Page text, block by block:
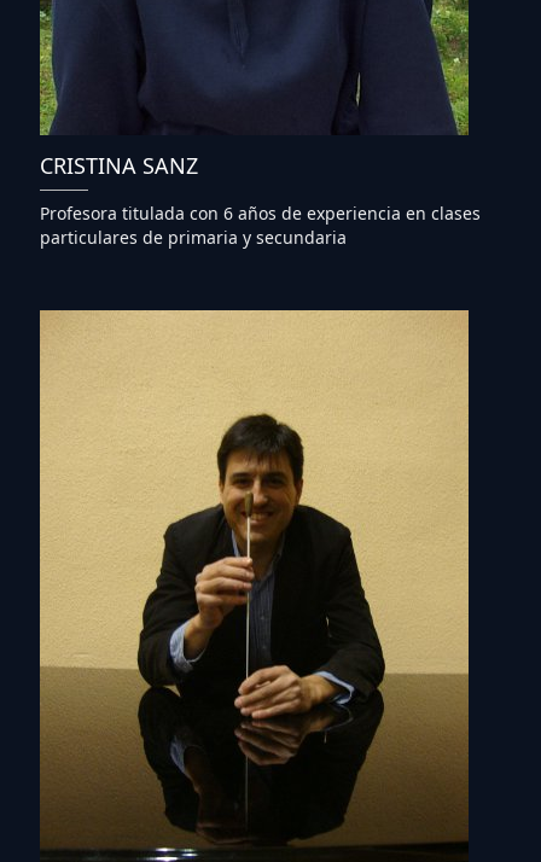
CRISTINA SANZ
Profesora titulada con 6 años de experiencia en clases
particulares de primaria y secundaria